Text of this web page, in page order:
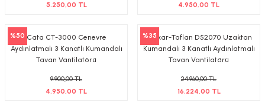
5.250,00 TL 4.950,00 TL
%50 Cata CT-3000 Cenevre
Aydınlatmalı 3 Kanatlı Kumandalı
Tavan Vantilatörü
9.900,00 TL
4.950,00 TL
%35
Kaşkar-Taflan D52070 Uzaktan
Kumandalı 3 Kanatlı Aydınlatmalı
Tavan Vantilatörü
24.960,00 TL
16.224,00 TL